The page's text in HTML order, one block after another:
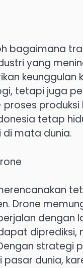
bagaimana
yang
keunggulan
tetapi juga
tetap
di mata dunia.
Drone
dengan
diprediksi,
strategi
pasar dunia,